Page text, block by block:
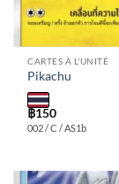
CARTES À L'UNITÉ
Pikachu
฿150
002 / C / AS1b